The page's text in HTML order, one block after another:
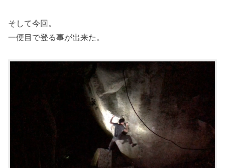
そして今回。
一便目で登る事が出来た。